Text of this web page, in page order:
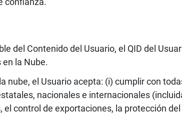
del Contenido del Usuario, el QID del
la Nube.
nube, el Usuario acepta: (i) cumplir con
nacionales e internacionales
el control de exportaciones, la protección